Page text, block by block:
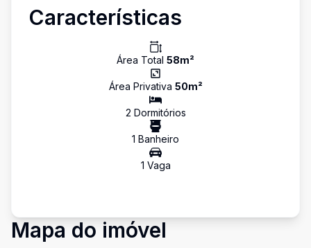
Características
Área Total 58m²
Área Privativa 50m²
2 Dormitórios
1 Banheiro
1 Vaga
Mapa do imóvel